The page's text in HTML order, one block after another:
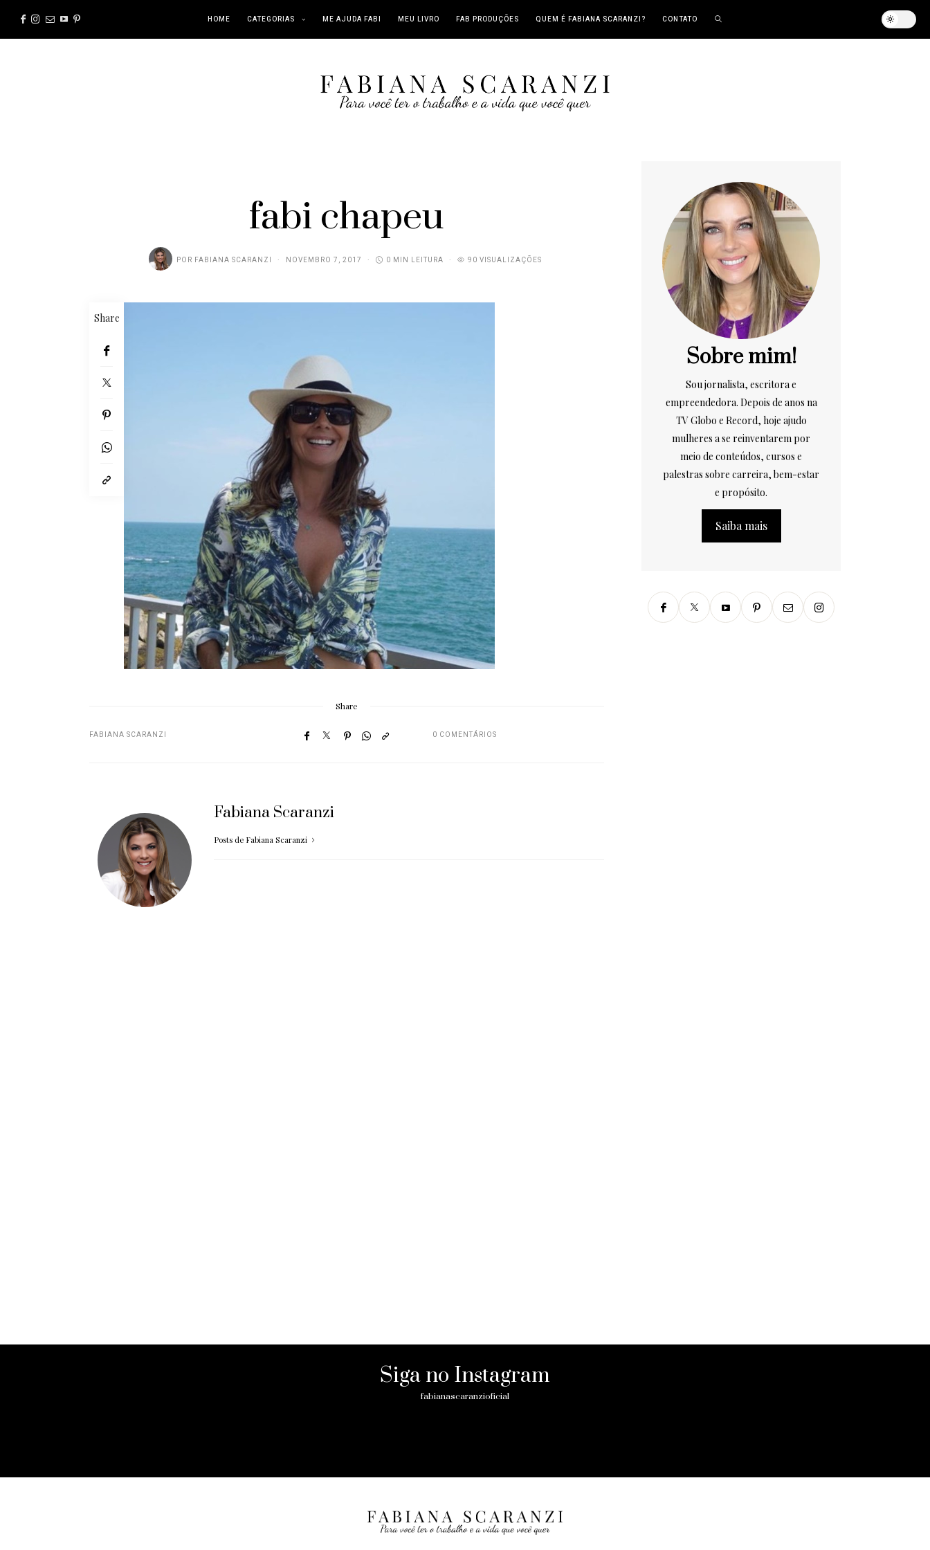
HOME CATEGORIAS ME AJUDA FABI MEU LIVRO FAB PRODUÇÕES QUEM É FABIANA SCARANZI? CONTATO
fabi chapeu
POR FABIANA SCARANZI NOVEMBRO 7, 2017 0 MIN LEITURA 90 VISUALIZAÇÕES
Share
Share
FABIANA SCARANZI 0 COMENTÁRIOS
Fabiana Scaranzi
Posts de Fabiana Scaranzi
Sobre mim!
Sou jornalista, escritora e
empreendedora. Depois de anos na
TV Globo e Record, hoje ajudo
mulheres a se reinventarem por
meio de conteúdos, cursos e
palestras sobre carreira, bem-estar
e propósito.
Saiba mais
Siga no Instagram
fabianascaranzioficial